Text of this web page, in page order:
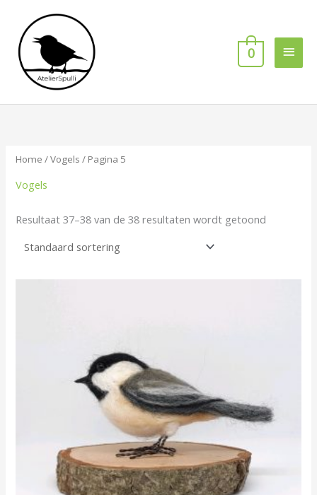
inhoud
0
Home /Vogels / Pagina 5
Vogels
Resultaat 37–38 van de 38 resultaten wordt getoond